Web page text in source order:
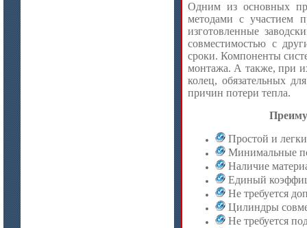
Одним из основных
методами с участием
изготовленные
совместимостью с
сроки. Компоненты
монтажа. А также, при
колец, обязательных
причин потери тепла.
Простой и
Минимальные
Наличие
Единый
Не требуется
Цилиндры
Не требуется